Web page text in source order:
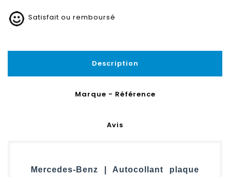
Satisfait ou remboursé
Description
Marque - Référence
Avis
Mercedes-Benz | Autocollant plaque